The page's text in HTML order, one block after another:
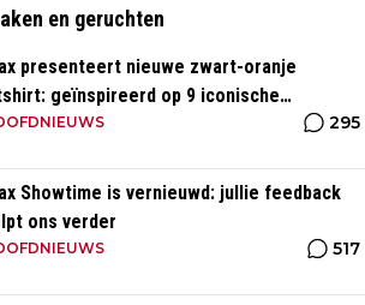
en geruchten
presenteert nieuwe zwart-oranje
geïnspireerd op 9 iconische
uit clubhistorie
295
Showtime is vernieuwd: jullie feedback
ons verder
517